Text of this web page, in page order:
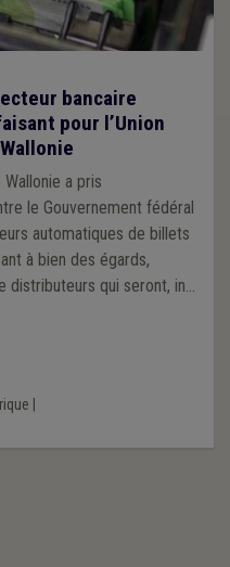
bancaire
pour l’Union
a pris
le Gouvernement fédéral
automatiques de billets
à bien des égards,
distributeurs qui seront, in